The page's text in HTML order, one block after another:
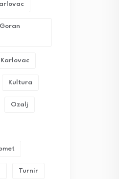
Karlovac
Kultura
Ozalj
Turnir